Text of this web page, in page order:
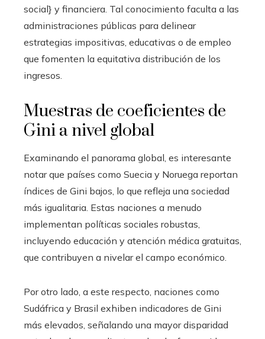
social} y financiera. Tal conocimiento faculta a las
administraciones públicas para delinear
estrategias impositivas, educativas o de empleo
que fomenten la equitativa distribución de los
ingresos.
Muestras de coeficientes de
Gini a nivel global
Examinando el panorama global, es interesante
notar que países como Suecia y Noruega reportan
índices de Gini bajos, lo que refleja una sociedad
más igualitaria. Estas naciones a menudo
implementan políticas sociales robustas,
incluyendo educación y atención médica gratuitas,
que contribuyen a nivelar el campo económico.
Por otro lado, a este respecto, naciones como
Sudáfrica y Brasil exhiben indicadores de Gini
más elevados, señalando una mayor disparidad